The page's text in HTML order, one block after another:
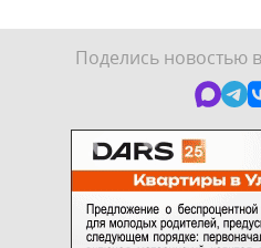
Поделись новостью